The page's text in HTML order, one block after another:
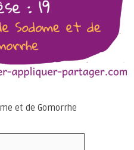
et de Gomorrhe